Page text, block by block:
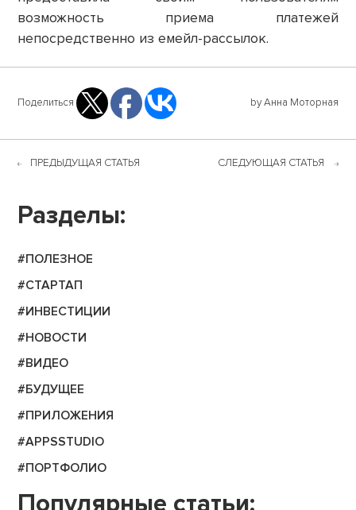
возможность приема платежей
непосредственно из емейл-рассылок.
Поделиться by Анна Моторная
ПРЕДЫДУЩАЯ СТАТЬЯ СЛЕДУЮЩАЯ СТАТЬЯ
Разделы:
#ПОЛЕЗНОЕ
#СТАРТАП
#ИНВЕСТИЦИИ
#НОВОСТИ
#ВИДЕО
#БУДУЩЕЕ
#ПРИЛОЖЕНИЯ
#APPSSTUDIO
#ПОРТФОЛИО